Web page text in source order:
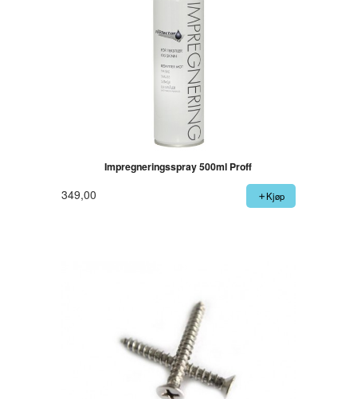
Impregneringsspray 500ml Proff
349,00 Kjøp